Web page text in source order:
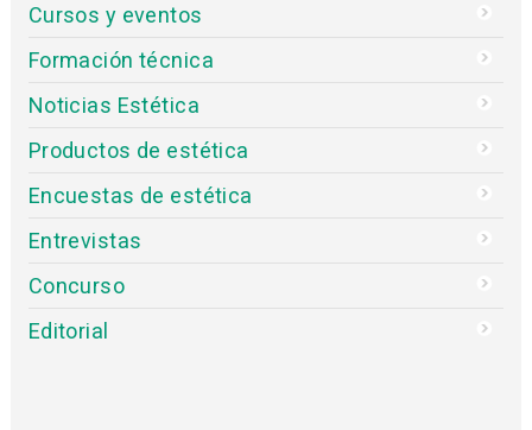
Cursos y eventos
Formación técnica
Noticias Estética
Productos de estética
Encuestas de estética
Entrevistas
Concurso
Editorial